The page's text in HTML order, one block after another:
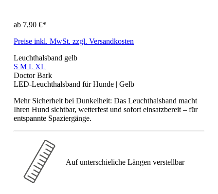
ab 7,90 €*
Preise inkl. MwSt. zzgl. Versandkosten
Leuchthalsband gelb
S M L XL
Doctor Bark
LED-Leuchthalsband für Hunde | Gelb
Mehr Sicherheit bei Dunkelheit: Das Leuchthalsband macht
Ihren Hund sichtbar, wetterfest und sofort einsatzbereit – für
entspannte Spaziergänge.
Auf unterschieliche Längen verstellbar